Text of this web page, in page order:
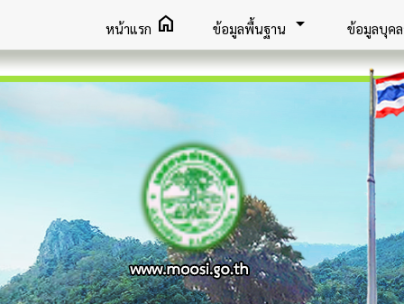
หน้าแรก home ข้อมูลพื้นฐาน arrow_drop_down ข้อมูลบุคล